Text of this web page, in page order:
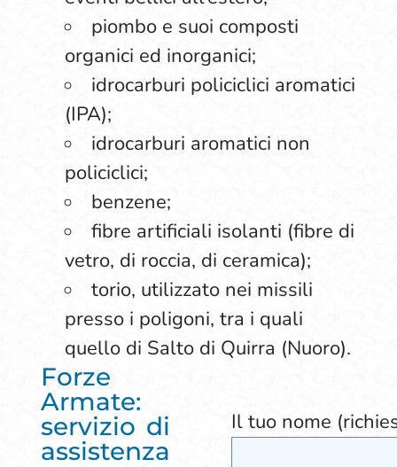
piombo e suoi composti
organici ed inorganici;
idrocarburi policiclici aromatici
(IPA);
idrocarburi aromatici non
policiclici;
benzene;
fibre artificiali isolanti (fibre di
vetro, di roccia, di ceramica);
torio, utilizzato nei missili
presso i poligoni, tra i quali
quello di Salto di Quirra (Nuoro).
Forze
Armate:
servizio di
assistenza
Il tuo nome